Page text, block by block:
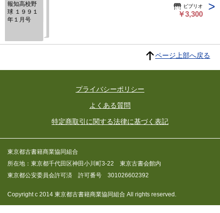
報知高校野
球 １９９１
年１月号
ビブリオ
￥3,300
ページ上部へ戻る
プライバシーポリシー
よくある質問
特定商取引に関する法律に基づく表記
東京都古書籍商業協同組合
所在地：東京都千代田区神田小川町3-22 東京古書会館内
東京都公安委員会許可済 許可番号 301026602392
Copyright c 2014 東京都古書籍商業協同組合 All rights reserved.